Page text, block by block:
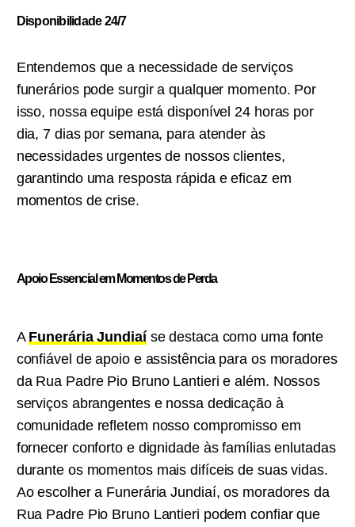
Disponibilidade 24/7
Entendemos que a necessidade de serviços
funerários pode surgir a qualquer momento. Por
isso, nossa equipe está disponível 24 horas por
dia, 7 dias por semana, para atender às
necessidades urgentes de nossos clientes,
garantindo uma resposta rápida e eficaz em
momentos de crise.
Apoio Essencial em Momentos de Perda
A Funerária Jundiaíse destaca como uma fonte
confiável de apoio e assistência para os moradores
da Rua Padre Pio Bruno Lantieri e além. Nossos
serviços abrangentes e nossa dedicação à
comunidade refletem nosso compromisso em
fornecer conforto e dignidade às famílias enlutadas
durante os momentos mais difíceis de suas vidas.
Ao escolher a Funerária Jundiaí, os moradores da
Rua Padre Pio Bruno Lantieri podem confiar que